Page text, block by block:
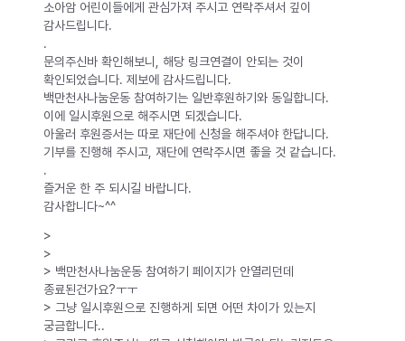
소아암 어린이들에게 관심가져 주시고 연락주셔서 깊이
감사드립니다.
.
문의주신바 확인해보니, 해당 링크연결이 안되는 것이
확인되었습니다. 제보에 감사드립니다.
백만천사나눔운동 참여하기는 일반후원하기와 동일합니다.
이에 일시후원으로 해주시면 되겠습니다.
아울러 후원증서는 따로 재단에 신청을 해주셔야 한답니다.
기부를 진행해 주시고, 재단에 연락주시면 좋을 것 같습니다.
.
즐거운 한 주 되시길 바랍니다.
감사합니다~^^
>
>
> 백만천사나눔운동 참여하기 페이지가 안열리던데
종료된건가요?ㅜㅜ
> 그냥 일시후원으로 진행하게 되면 어떤 차이가 있는지
궁금합니다..